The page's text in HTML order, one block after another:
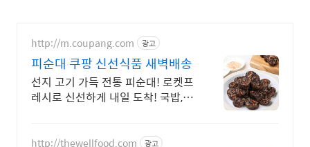
http://m.coupang.com 광고
피순대 쿠팡 신선식품 새벽배송
선지 고기 가득 전통 피순대! 로켓프
레시로 신선하게 내일 도착! 국밥, 안
http://thewellfood.com 광고